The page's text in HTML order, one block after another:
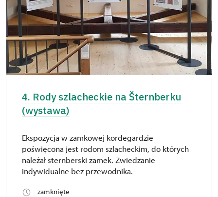
4. Rody szlacheckie na Šternberku
(wystawa)
Ekspozycja w zamkowej kordegardzie
poświęcona jest rodom szlacheckim, do których
należał sternberski zamek. Zwiedzanie
indywidualne bez przewodnika.
zamknięte